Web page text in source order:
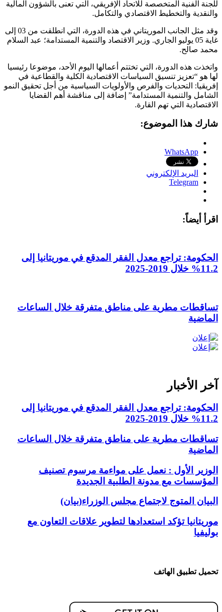
للجنة الفنية المتخصصة للاتحاد الإفريقي، التي تعنى بالشؤون المالية
والنقدية والتخطيط الاقتصادي والتكامل.
وقد مثل الجانب الموريتاني في هذه الدورة، التي انطلقت من 03 إلى
غاية 05 يوليو الجاري. وزير الاقتصاد والتنمية المستدامة؛ عبد السلام
محمد صالح.
واتخذت هذه الدورة، التي تختتم أعمالها اليوم الأحد، موضوعا رئيسيا
لها هو “تعزيز تنسيق السياسات الاقتصادية الكلية والقطاعية في
إفريقيا: التحديات والفرص والأولويات السياسية من أجل تحقيق النمو
الشامل والتنمية المستدامة” إضافة إلى مناقشة أهم القضايا
الاقتصادية التي تهم القارة.
شارك هذا الموضوع:
WhatsApp
البريد الإلكتروني
Telegram
اقرأ أيضاً:
الحكومة: تراجع معدل الفقر المدقع في موريتانيا إلى
11.2% خلال 2019-2025
تساقطات مطرية على مناطق متفرقة خلال الساعات
الماضية
آخر الأخبار
الحكومة: تراجع معدل الفقر المدقع في موريتانيا إلى
11.2% خلال 2019-2025
تساقطات مطرية على مناطق متفرقة خلال الساعات
الماضية
الوزير الأول : نعمل على مواءمة مرسوم تصنيف
المؤسسات مع مدونة الطلبية الجديدة
البيان المتوج لاجتماع مجلس الوزراء(بيان)
موريتانيا تؤكد استعدادها لتطوير علاقات التعاون مع
بوليفيا
تحميل تطبيق الهاتف